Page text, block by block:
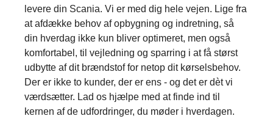
levere din Scania. Vi er med dig hele vejen. Lige fra
at afdække behov af opbygning og indretning, så
din hverdag ikke kun bliver optimeret, men også
komfortabel, til vejledning og sparring i at få størst
udbytte af dit brændstof for netop dit kørselsbehov.
Der er ikke to kunder, der er ens - og det er dèt vi
værdsætter. Lad os hjælpe med at finde ind til
kernen af de udfordringer, du møder i hverdagen.